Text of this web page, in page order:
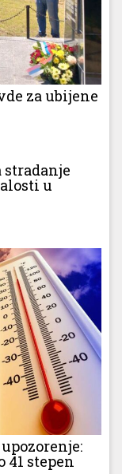
za ubijene
stradanje
u
41 stepen